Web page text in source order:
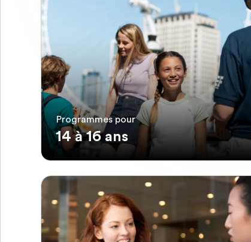
Programmes pour
14 à 16 ans